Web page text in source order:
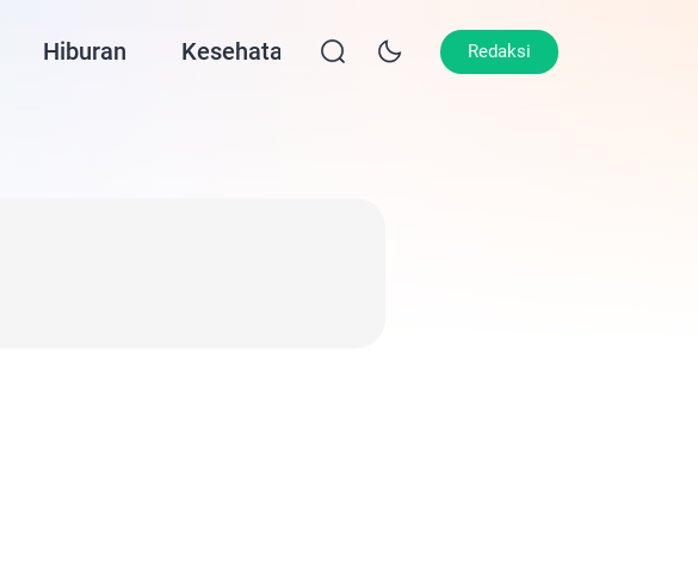
Hiburan Kesehatan Lifestyle Olahraga
Redaksi